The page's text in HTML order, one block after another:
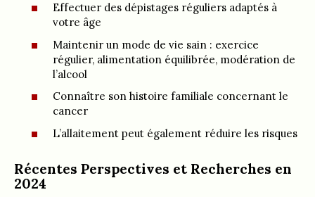
Effectuer des dépistages réguliers adaptés à
votre âge
Maintenir un mode de vie sain : exercice
régulier, alimentation équilibrée, modération de
l’alcool
Connaître son histoire familiale concernant le
cancer
L’allaitement peut également réduire les risques
Récentes Perspectives et Recherches en
2024